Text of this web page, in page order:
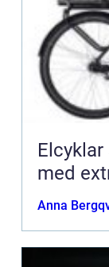
Elcyklar smart vardagscykling
med
Anna